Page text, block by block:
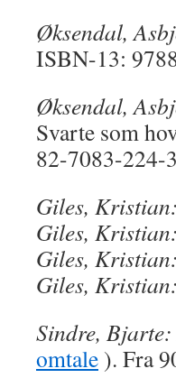
Øksendal,
ISBN-13:
Øksendal,
Svarte som
82-7083-224-3
Giles,
Giles,
Giles,
Giles,
Sindre, Bjarte:
omtale ). Fra